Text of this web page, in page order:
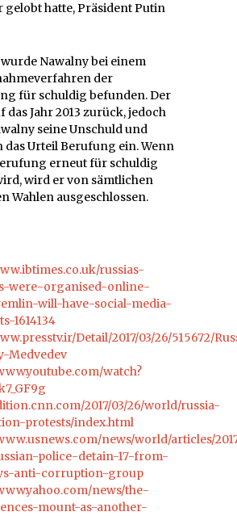
gelobt hatte, Präsident Putin
Nawalny bei einem
der
für schuldig befunden. Der
das Jahr 2013 zurück, jedoch
seine Unschuld und
das Urteil Berufung ein. Wenn
erneut für schuldig
wird er von sämtlichen
Wahlen ausgeschlossen.
russias-
were-organised-online-
will-have-social-media-
1614134
Detail/2017/03/26/515672/
Medvedev
watch?
2017/03/26/world/russia-
protests/index.html
news/world/articles/
police-detain-17-from-
anti-corruption-group
news/the-
mount-as-another-